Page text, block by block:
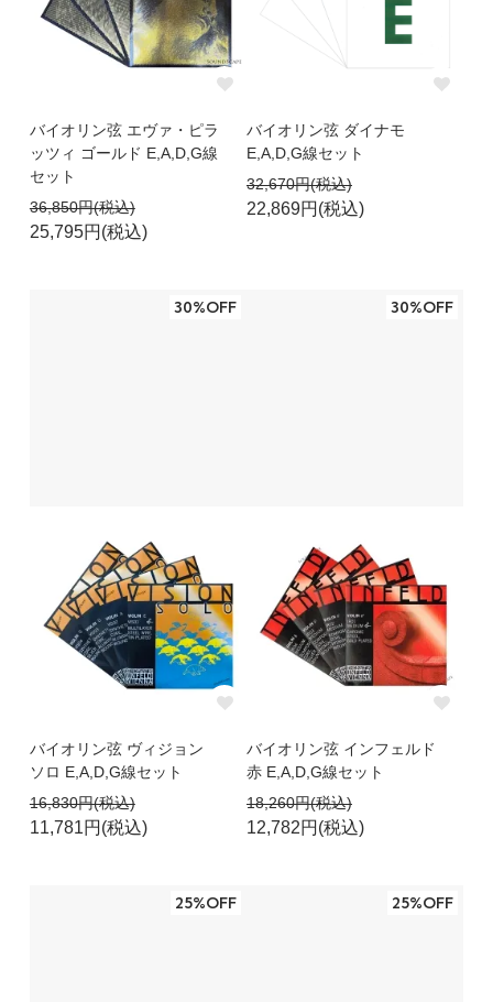
バイオリン弦 エヴァ・ピラ
ッツィ ゴールド E,A,D,G線
セット
36,850円(税込)
25,795円(税込)
バイオリン弦 ダイナモ
E,A,D,G線セット
32,670円(税込)
22,869円(税込)
30%OFF
バイオリン弦 ヴィジョン
ソロ E,A,D,G線セット
16,830円(税込)
11,781円(税込)
30%OFF
バイオリン弦 インフェルド
赤 E,A,D,G線セット
18,260円(税込)
12,782円(税込)
25%OFF 25%OFF